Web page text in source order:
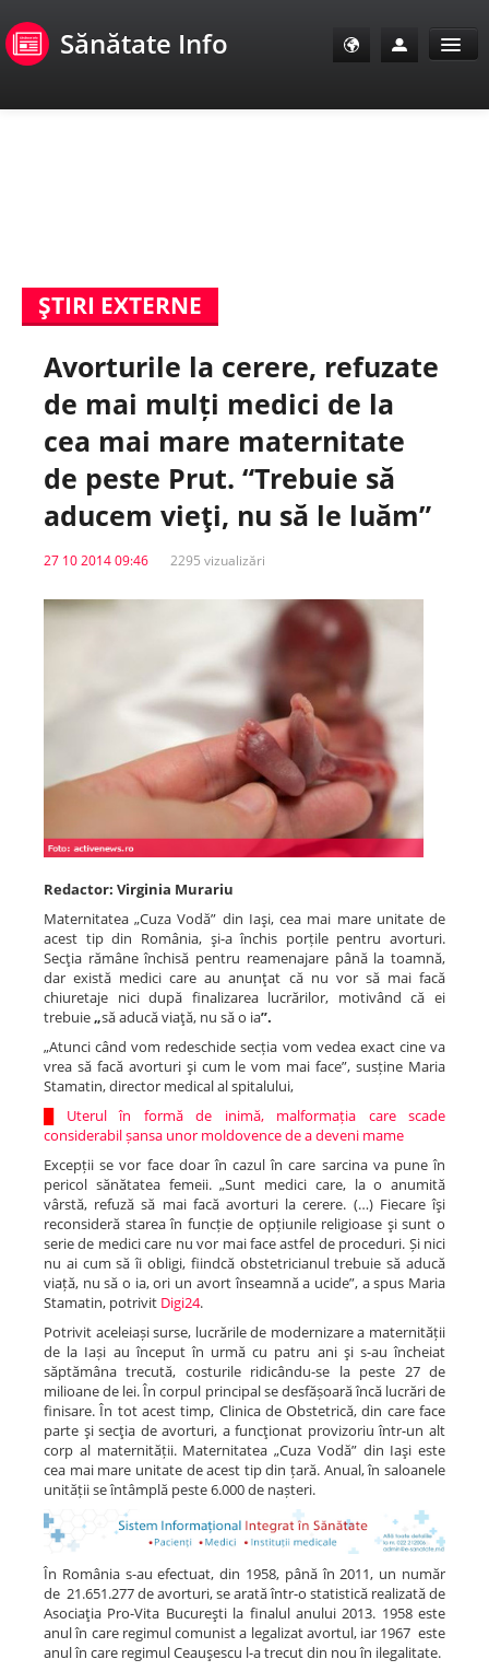
Sănătate Info
E-Sănătate Pacienți
E-Sănătate Medici
E-Sănătate Instituții
Tuberculoza Info
Centrul PAS
ŞTIRI EXTERNE
Avorturile la cerere, refuzate
de mai mulți medici de la
cea mai mare maternitate
de peste Prut. “Trebuie să
aducem vieţi, nu să le luăm”
27 10 2014 09:46 2295 vizualizări
Redactor: Virginia Murariu
Maternitatea „Cuza Vodă” din Iaşi, cea mai mare unitate de
acest tip din România, şi-a închis porțile pentru avorturi.
Secţia rămâne închisă pentru reamenajare până la toamnă,
dar există medici care au anunţat că nu vor să mai facă
chiuretaje nici după finalizarea lucrărilor, motivând că ei
trebuie„să aducă viaţă, nu să o ia”.
„Atunci când vom redeschide secția vom vedea exact cine va
vrea să facă avorturi şi cum le vom mai face”, susține Maria
Stamatin, director medical al spitalului,
Uterul în formă de inimă, malformația care scade
considerabil șansa unor moldovence de a deveni mame
Excepții se vor face doar în cazul în care sarcina va pune în
pericol sănătatea femeii. „Sunt medici care, la o anumită
vârstă, refuză să mai facă avorturi la cerere. (…) Fiecare îşi
reconsideră starea în funcție de opțiunile religioase şi sunt o
serie de medici care nu vor mai face astfel de proceduri. Și nici
nu ai cum să îi obligi, fiindcă obstetricianul trebuie să aducă
viață, nu să o ia, ori un avort înseamnă a ucide”, a spus Maria
Stamatin, potrivit Digi24.
Potrivit aceleiași surse, lucrările de modernizare a maternității
de la Iași au început în urmă cu patru ani şi s-au încheiat
săptămâna trecută, costurile ridicându-se la peste 27 de
milioane de lei. În corpul principal se desfășoară încă lucrări de
finisare. În tot acest timp, Clinica de Obstetrică, din care face
parte şi secţia de avorturi, a funcţionat provizoriu într-un alt
corp al maternității. Maternitatea „Cuza Vodă” din Iaşi este
cea mai mare unitate de acest tip din țară. Anual, în saloanele
unității se întâmplă peste 6.000 de nașteri.
În România s-au efectuat, din 1958, până în 2011, un număr
de 21.651.277 de avorturi, se arată într-o statistică realizată de
Asociaţia Pro-Vita Bucureşti la finalul anului 2013. 1958 este
anul în care regimul comunist a legalizat avortul, iar 1967 este
anul în care regimul Ceauşescu l-a trecut din nou în ilegalitate.